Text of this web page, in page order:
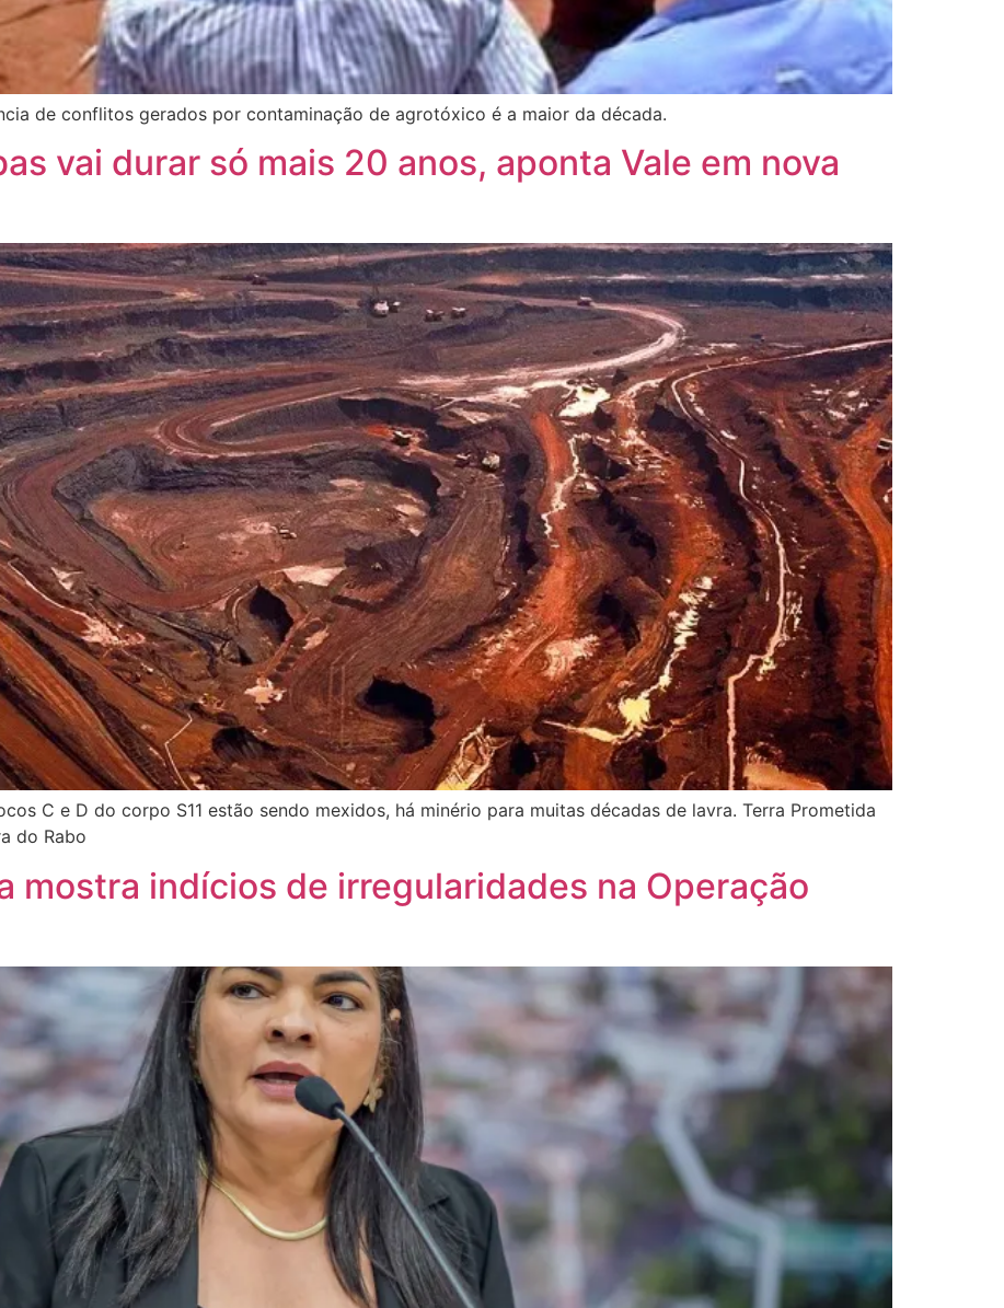
de conflitos gerados por contaminação de agrotóxico é a maior da década.
vai durar só mais 20 anos, aponta Vale em nova
C e D do corpo S11 estão sendo mexidos, há minério para muitas décadas de lavra. Terra Prometida
do Rabo
mostra indícios de irregularidades na Operação